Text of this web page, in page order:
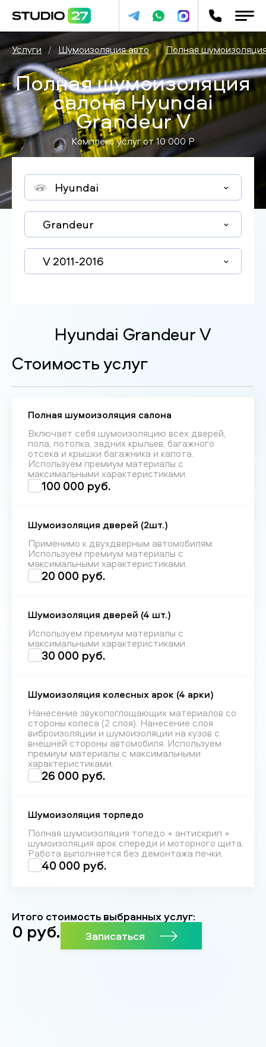
Услуги / Шумоизоляция авто / Полная
Полная шумоизоляция
салона Hyundai
Grandeur V
Комплекс услуг от10 000P
Hyundai
Grandeur
V 2011-2016
Hyundai Grandeur V
Стоимость услуг
Полная шумоизоляция салона
Включает себя шумоизоляцию всех дверей,
пола, потолка, задних крыльев, багажного
отсека и крышки багажника и капота.
Используем премиум материалы с
максимальными характеристиками.
100 000 руб.
Шумоизоляция дверей (2шт.)
Применимо к двухдверным автомобилям.
Используем премиум материалы с
максимальными характеристиками.
20 000 руб.
Шумоизоляция дверей (4 шт.)
Используем премиум материалы с
максимальными характеристиками.
30 000 руб.
Шумоизоляция колесных арок (4 арки)
Нанесение звукопоглощающих материалов со
стороны колеса (2 слоя): Нанесение слоя
виброизоляции и шумоизоляции на кузов с
внешней стороны автомобиля. Используем
премиум материалы с максимальными
характеристиками.
26 000 руб.
Шумоизоляция торпедо
Полная шумоизоляция топедо + антискрип +
шумоизоляция арок спереди и моторного щита.
Работа выполняется без демонтажа печки.
40 000 руб.
Итого стоимость выбранных услуг:
0 руб. Записаться